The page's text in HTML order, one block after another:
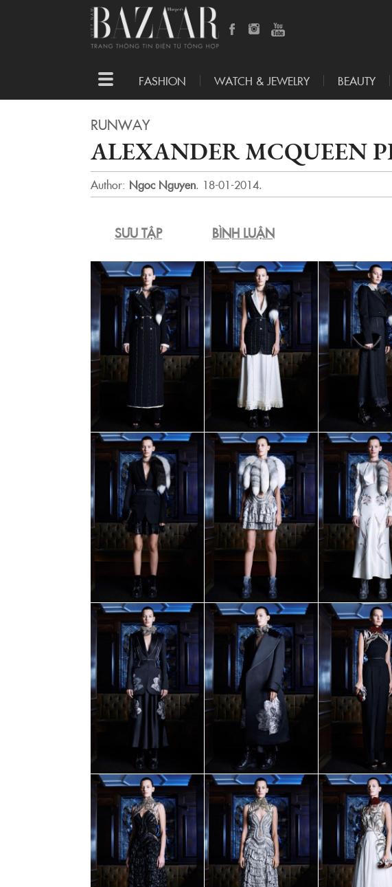
Toggle
navigation
FASHION WATCH & JEWELRY BEAUTY
RUNWAY
ALEXANDER MCQUEEN
Author: Ngoc Nguyen. 18-01-2014.
SƯU TẬP BÌNH LUẬN